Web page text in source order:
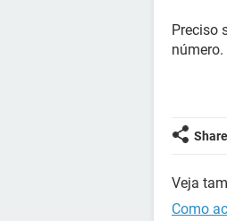
Preciso
Share
Veja
Como